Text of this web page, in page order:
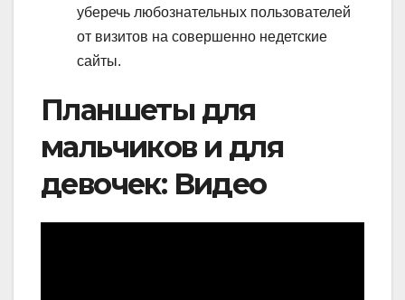
уберечь любознательных пользователей
от визитов на совершенно недетские
сайты.
Планшеты для
мальчиков и для
девочек: Видео